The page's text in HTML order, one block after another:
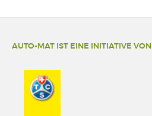
AUTO-MAT IST EINE INITIATIVE VON